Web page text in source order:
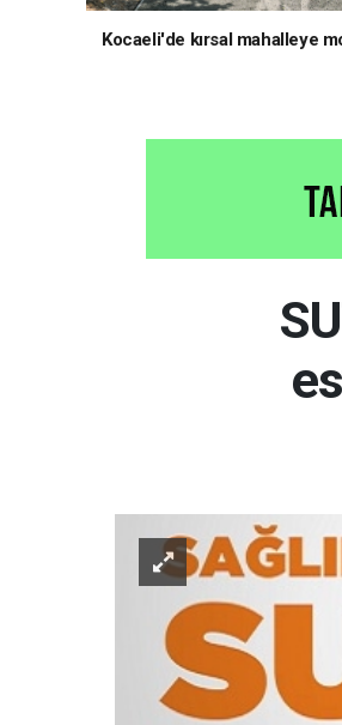
Kocaeli'de kırsal mahalleye